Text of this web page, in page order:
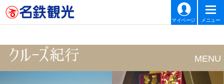
マイページ メニュー